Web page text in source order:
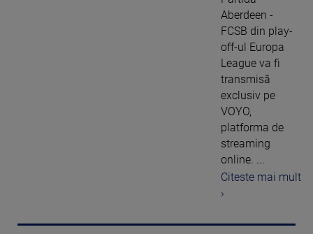
Aberdeen -
FCSB din play-
off-ul Europa
League va fi
transmisă
exclusiv pe
VOYO,
platforma de
streaming
online. ...
Citeste mai mult
›